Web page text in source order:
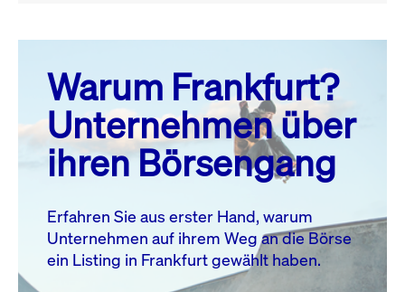
August 26
MO. DI. MI. DO. FR. SA. SO.
1
2
3
4 5 6 7 8
10 11 13 14
17
18 19 20 21 22
23
27 28
Warum Frankfurt?
Unternehmen über
ihren Börsengang
Erfahren Sie aus erster Hand, warum
Unternehmen auf ihrem Weg an die Börse
ein Listing in Frankfurt gewählt haben.